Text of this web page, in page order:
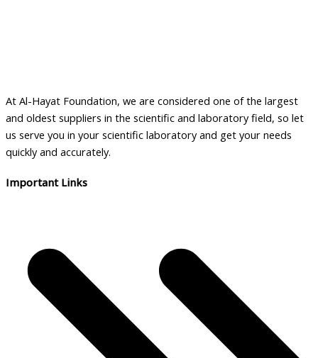
At Al-Hayat Foundation, we are considered one of the largest
and oldest suppliers in the scientific and laboratory field, so let
us serve you in your scientific laboratory and get your needs
quickly and accurately.
Important Links